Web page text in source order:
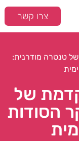
צרו קשר
טנטרה מודרנית:
של
הסודות